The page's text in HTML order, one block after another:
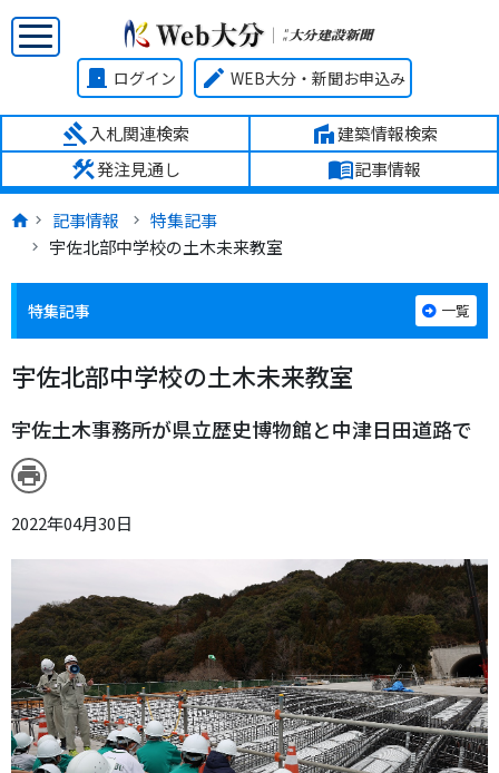
door_front ログイン edit WEB大分・新聞お申込み
gavel入札関連検索 villa建築情報検索
construction発注見通し menu_book記事情報
記事情報
特集記事
宇佐北部中学校の土木未来教室
特集記事 一覧
宇佐北部中学校の土木未来教室
宇佐土木事務所が県立歴史博物館と中津日田道路で
print
2022年04月30日